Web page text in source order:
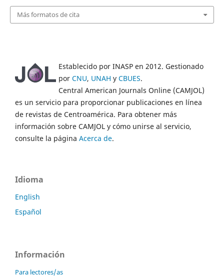
Más formatos de cita
Establecido por INASP en 2012. Gestionado
por CNU, UNAH y CBUES.
Central American Journals Online (CAMJOL)
es un servicio para proporcionar publicaciones en línea
de revistas de Centroamérica. Para obtener más
información sobre CAMJOL y cómo unirse al servicio,
consulte la página Acerca de.
Idioma
English
Español
Información
Para lectores/as